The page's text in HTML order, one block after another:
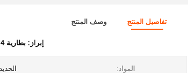
تفاصيل المنتج وصف المنتج
إبراز: بطارية Lifepo4
المواد: الحديد